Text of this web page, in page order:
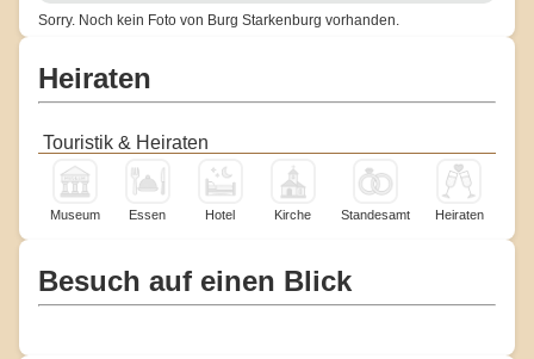
Sorry. Noch kein Foto von Burg Starkenburg vorhanden.
Heiraten
Touristik & Heiraten
Museum Essen Hotel Kirche Standesamt Heiraten
Besuch auf einen Blick